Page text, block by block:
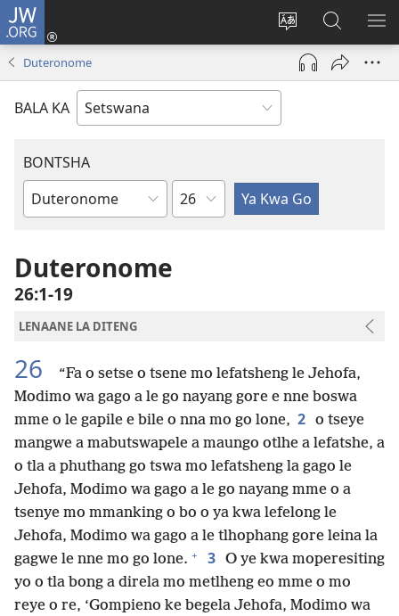
JW.ORG
Fetola
puo
ya
Tsena
tsebe
e
Senka
JW.ORG/
Duteronome
BALA KA
BONTSHA
Dibuka
Baebele
Kgaolo
Duteronome
26:1-19
LENAANE LA DITENG
26
“Fa o setse o tsene mo lefatsheng le Jehofa,
Modimo wa gago a le go nayang gore e nne boswa
mme o le gapile e bile o nna mo go lone, 2 o tseye
mangwe a mabutswapele a maungo otlhe a lefatshe, a
o tla a phuthang go tswa mo lefatsheng la gago le
Jehofa, Modimo wa gago a le go nayang mme o a
tsenye mo mmanking o bo o ya kwa lefelong le
Jehofa, Modimo wa gago a le tlhophang gore leina la
gagwe le nne mo go lone. + 3 O ye kwa moperesiting
yo o tla bong a direla mo metlheng eo mme o mo
reye o re, ‘Gompieno ke begela Jehofa, Modimo wa